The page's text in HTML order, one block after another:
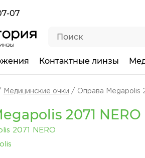
07
Контактные линзы
Медицинские очки Оправа Megapolis
2071 NERO